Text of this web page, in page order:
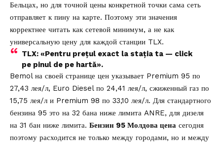
Бельцах, но для точной цены конкретной точки сама сеть
отправляет к пину на карте. Поэтому эти значения
корректнее читать как сетевой минимум, а не как
универсальную цену для каждой станции TLX.
TLX: «Pentru prețul exact la stația ta — click
pe pinul de pe hartă».
Bemol на своей странице цен указывает Premium 95 по
27,43 лея/л, Euro Diesel по 24,41 лея/л, сжиженный газ по
15,75 лея/л и Premium 98 по 33,10 лея/л. Для стандартного
бензина 95 это на 32 бана ниже лимита ANRE, для дизеля
на 31 бан ниже лимита. Бензин 95 Молдова цена сегодня
поэтому расходится не только между городами, но и между